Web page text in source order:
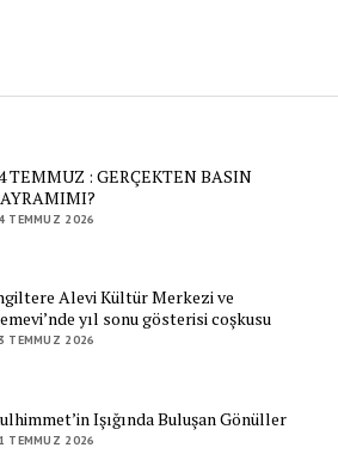
TEMMUZ : GERÇEKTEN BASIN
TEMMUZ 2026
Alevi Kültür Merkezi ve
yıl sonu gösterisi coşkusu
TEMMUZ 2026
Işığında Buluşan Gönüller
TEMMUZ 2026